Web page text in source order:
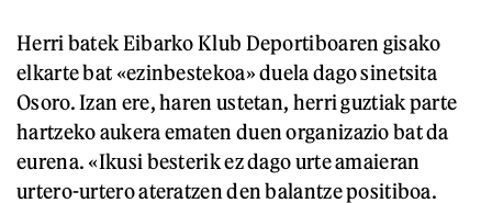
Herri batek Eibarko Klub Deportiboaren gisako
elkarte bat «ezinbestekoa» duela dago sinetsita
Osoro. Izan ere, haren ustetan, herri guztiak parte
hartzeko aukera ematen duen organizazio bat da
eurena. «Ikusi besterik ez dago urte amaieran
urtero-urtero ateratzen den balantze positiboa.